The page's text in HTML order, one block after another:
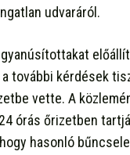
udvaráról.
további kérdések
vette. A
órás őrizetben
hasonló